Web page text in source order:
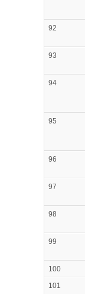
92
93
94
95
96
97
98
99
100
101